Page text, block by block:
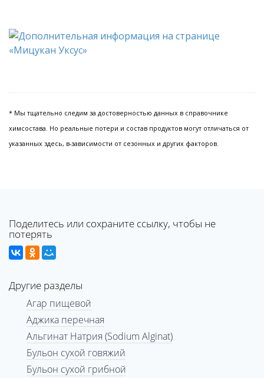
* Мы тщательно следим за достоверностью данных в справочнике
химсостава. Но реальные потери и состав продуктов могут отличаться от
указанных здесь, в-зависимости от сезонных и других факторов.
Поделитесь или сохраните ссылку, чтобы не
потерять
Другие разделы
Агар пищевой
Аджика перечная
Альгинат Натрия (Sodium Alginat)
Бульон сухой говяжий
Бульон сухой грибной